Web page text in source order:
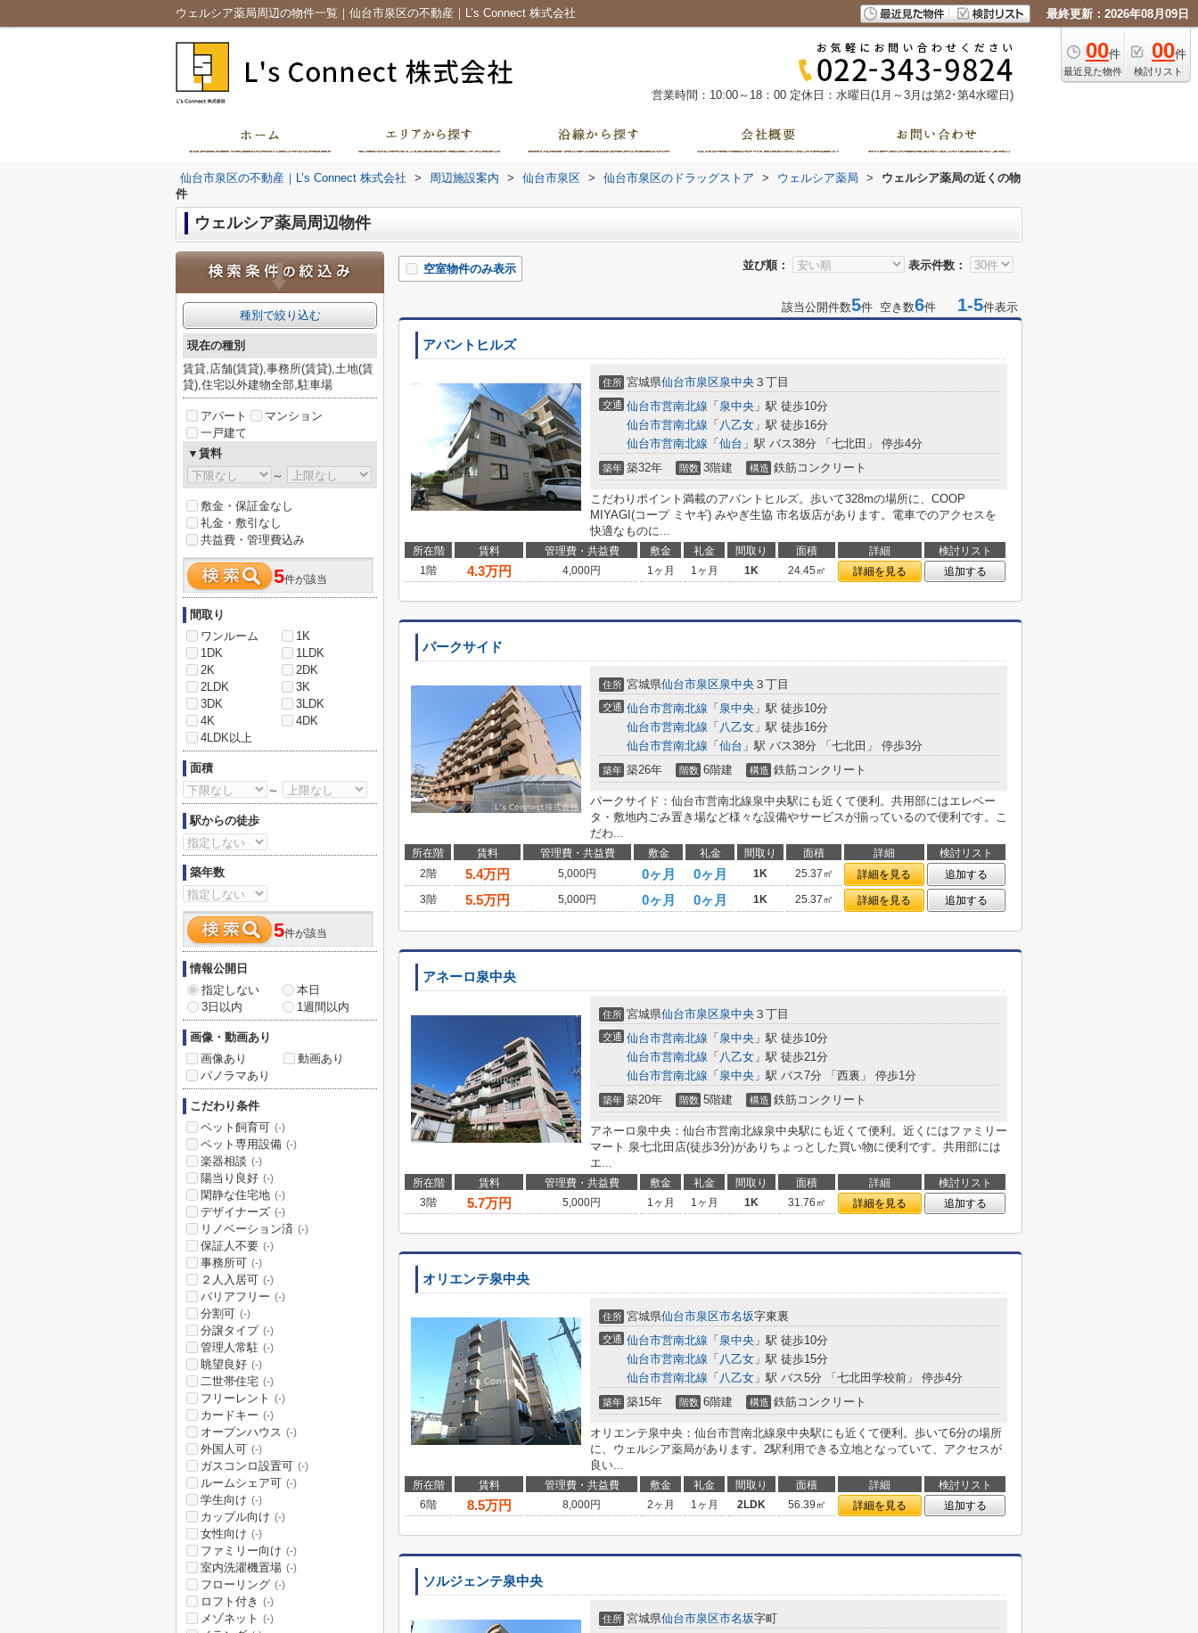
ウェルシア薬局周辺の物件一覧｜仙台市泉区の不動産｜L’s Connect 株式会社 最終更新：2026年08月09日
00件
最近見た物件
00件
検討リスト
営業時間：10:00～18：00 定休日：水曜日(1月～3月は第2･第4水曜日)
仙台市泉区の不動産｜L’s Connect 株式会社 > 周辺施設案内 > 仙台市泉区 > 仙台市泉区のドラッグストア > ウェルシア薬局 >
ウェルシア薬局の近くの物
件
ウェルシア薬局周辺物件
並び順： 表示件数：
空室物件のみ表示
該当公開件数5件 空き数6件 1-5件表示
アバントヒルズ
住所 宮城県仙台市泉区泉中央 ３丁目
交通 仙台市営南北線 「 泉中央 」駅 徒歩10分
仙台市営南北線 「 八乙女 」駅 徒歩16分
仙台市営南北線 「 仙台 」駅 バス38分 「七北田」 停歩4分
築年 築32年 階数 3階建 構造 鉄筋コンクリート
こだわりポイント満載のアバントヒルズ。歩いて328mの場所に、COOP
MIYAGI(コープ ミヤギ) みやぎ生協 市名坂店があります。電車でのアクセスを
快適なものに...
所在階 賃料 管理費・共益費 敷金 礼金 間取り 面積 詳細
検討リスト
1階
4.3万円 4,000円 1ヶ月 1ヶ月 1K 24.45㎡ 詳細を見る 追加する
パークサイド
住所 宮城県仙台市泉区泉中央 ３丁目
交通 仙台市営南北線 「 泉中央 」駅 徒歩10分
仙台市営南北線 「 八乙女 」駅 徒歩16分
仙台市営南北線 「 仙台 」駅 バス38分 「七北田」 停歩3分
築年 築26年 階数 6階建 構造 鉄筋コンクリート
パークサイド：仙台市営南北線泉中央駅にも近くて便利。共用部にはエレベー
タ・敷地内ごみ置き場など様々な設備やサービスが揃っているので便利です。こ
だわ...
所在階 賃料 管理費・共益費 敷金 礼金 間取り 面積 詳細
検討リスト
2階
5.4万円 5,000円 0ヶ月 0ヶ月 1K 25.37㎡ 詳細を見る
追加する
3階
5.5万円 5,000円 0ヶ月 0ヶ月 1K 25.37㎡ 詳細を見る 追加する
アネーロ泉中央
住所 宮城県仙台市泉区泉中央 ３丁目
交通 仙台市営南北線 「 泉中央 」駅 徒歩10分
仙台市営南北線 「 八乙女 」駅 徒歩21分
仙台市営南北線 「 泉中央 」駅 バス7分 「西裏」 停歩1分
築年 築20年 階数 5階建 構造 鉄筋コンクリート
アネーロ泉中央：仙台市営南北線泉中央駅にも近くて便利。近くにはファミリー
マート 泉七北田店(徒歩3分)がありちょっとした買い物に便利です。共用部には
エ...
所在階 賃料 管理費・共益費 敷金 礼金 間取り 面積 詳細
検討リスト
3階
5.7万円 5,000円 1ヶ月 1ヶ月 1K 31.76㎡ 詳細を見る 追加する
オリエンテ泉中央
住所 宮城県仙台市泉区市名坂字東裏
交通 仙台市営南北線 「 泉中央 」駅 徒歩10分
仙台市営南北線 「 八乙女 」駅 徒歩15分
仙台市営南北線 「 八乙女 」駅 バス5分 「七北田学校前」 停歩4分
築年 築15年 階数 6階建 構造 鉄筋コンクリート
オリエンテ泉中央：仙台市営南北線泉中央駅にも近くて便利。歩いて6分の場所
に、ウェルシア薬局があります。2駅利用できる立地となっていて、アクセスが
良い...
所在階 賃料 管理費・共益費 敷金 礼金 間取り 面積 詳細
検討リスト
6階
8.5万円 8,000円 2ヶ月 1ヶ月 2LDK 56.39㎡ 詳細を見る 追加する
ソルジェンテ泉中央
住所 宮城県仙台市泉区市名坂字町
種別で絞り込む
現在の種別
賃貸,店舗(賃貸),事務所(賃貸),土地(賃
貸),住宅以外建物全部,駐車場
アパート
マンション
一戸建て
▼賃料
～
敷金・保証金なし
礼金・敷引なし
共益費・管理費込み
5件が該当
間取り
ワンルーム
1K
1DK
1LDK
2K
2DK
2LDK
3K
3DK
3LDK
4K
4DK
4LDK以上
面積
～
駅からの徒歩
築年数
5件が該当
情報公開日
指定しない
本日
3日以内
1週間以内
画像・動画あり
画像あり
動画あり
パノラマあり
こだわり条件
ペット飼育可 (-)
ペット専用設備 (-)
楽器相談 (-)
陽当り良好 (-)
閑静な住宅地 (-)
デザイナーズ (-)
リノベーション済 (-)
保証人不要 (-)
事務所可 (-)
２人入居可 (-)
バリアフリー (-)
分割可 (-)
分譲タイプ (-)
管理人常駐 (-)
眺望良好 (-)
二世帯住宅 (-)
フリーレント (-)
カードキー (-)
オープンハウス (-)
外国人可 (-)
ガスコンロ設置可 (-)
ルームシェア可 (-)
学生向け (-)
カップル向け (-)
女性向け (-)
ファミリー向け (-)
室内洗濯機置場 (-)
フローリング (-)
ロフト付き (-)
メゾネット (-)